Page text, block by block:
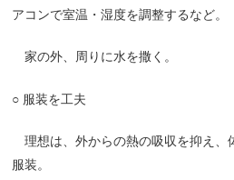
アコンで室温・湿度を調整するなど。
家の外、周りに水を撒く。
○ 服装を工夫
理想は、外からの熱の吸収を抑え、
服装。